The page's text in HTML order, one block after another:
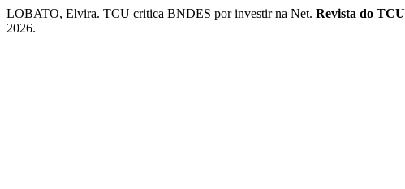
LOBATO, Elvira. TCU critica BNDES por investir na Net. Revista do TCU
2026.